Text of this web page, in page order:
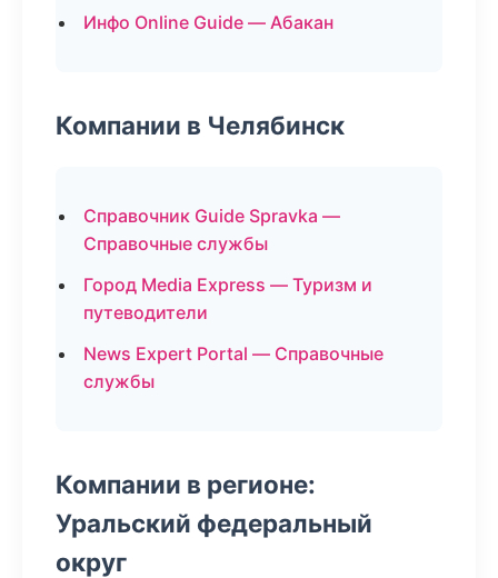
Инфо Online Guide — Абакан
Компании в Челябинск
Справочник Guide Spravka —
Справочные службы
Город Media Express — Туризм и
путеводители
News Expert Portal — Справочные
службы
Компании в регионе:
Уральский федеральный
округ